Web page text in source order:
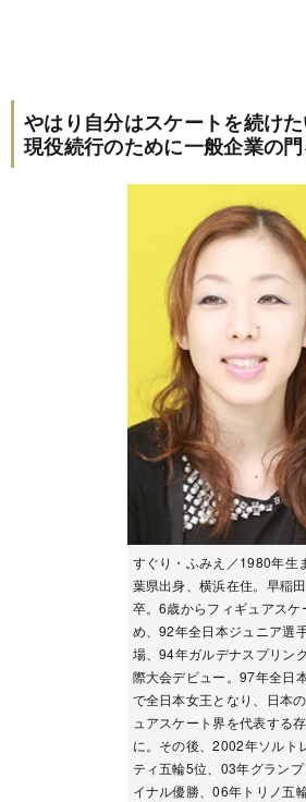
やはり自分はスケートを続け
現役続行のために一般企業の
すぐり・ふみえ／1980年生
葉県出身、横浜在住。早稲
卒。6歳からフィギュアスケ
め、92年全日本ジュニア選
場、94年ガルデナスプリン
際大会デビュー。97年全日
で全日本女王となり、日本
ュアスケート界を代表する
に。その後、2002年ソルト
ティ五輪5位、03年グラン
イナル優勝、06年トリノ五輪